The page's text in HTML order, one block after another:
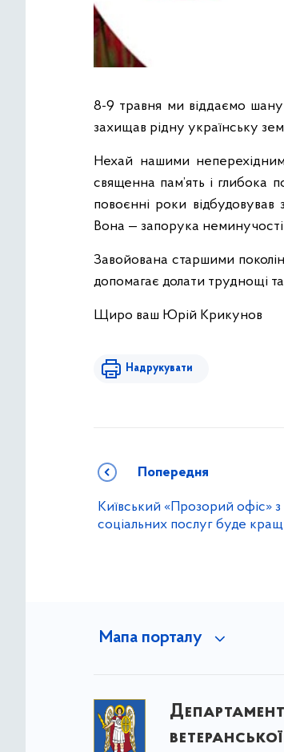
8-9 травня ми віддаємо
захищав рідну українську
Нехай нашими
священна пам’ять і глибока
повоєнні роки
Вона — запорука
Завойована старшими
допомагає долати труднощі
Щиро ваш Юрій Крикунов
Надрукувати
Попередня
Київський «Прозорий офіс»
соціальних послуг буде
Мапа порталу